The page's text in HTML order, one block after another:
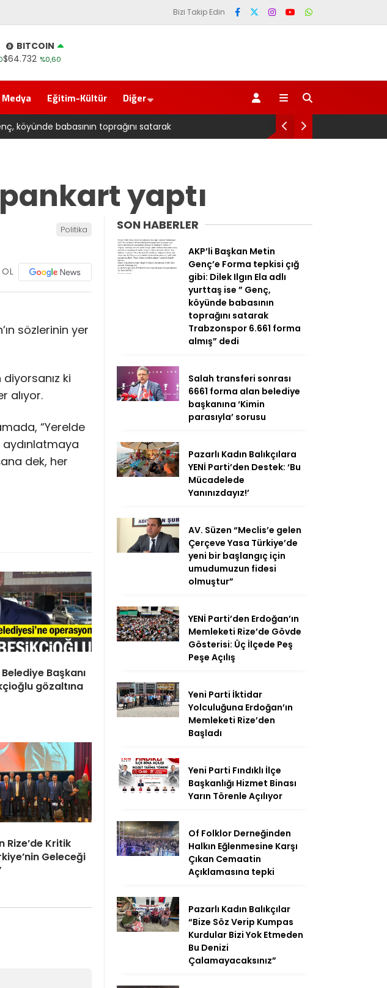
Bizi Takip Edin
BITCOIN
$64.732 %0,60
Medya Eğitim-Kültür Diğer
6661 forma alan belediye başkanına ‘Kimin parasıyla’ sorusu
yaptı
Politika
OL
sözlerinin yer
ki
alıyor.
“Yerelde
aydınlatmaya
dek, her
Başkanı
gözaltına
Rize’de Kritik
Geleceği
SON HABERLER
AKP’li Başkan Metin
Genç’e Forma tepkisi çığ
gibi: Dilek Ilgın Ela adlı
yurttaş ise ” Genç,
köyünde babasının
toprağını satarak
Trabzonspor 6.661 forma
almış” dedi
Salah transferi sonrası
6661 forma alan belediye
başkanına ‘Kimin
parasıyla’ sorusu
Pazarlı Kadın Balıkçılara
YENİ Parti’den Destek: ‘Bu
Mücadelede
Yanınızdayız!’
AV. Süzen “Meclis’e gelen
Çerçeve Yasa Türkiye’de
yeni bir başlangıç için
umudumuzun fidesi
olmuştur”
YENİ Parti’den Erdoğan’ın
Memleketi Rize’de Gövde
Gösterisi: Üç İlçede Peş
Peşe Açılış
Yeni Parti İktidar
Yolculuğuna Erdoğan’ın
Memleketi Rize’den
Başladı
Yeni Parti Fındıklı İlçe
Başkanlığı Hizmet Binası
Yarın Törenle Açılıyor
Of Folklor Derneğinden
Halkın Eğlenmesine Karşı
Çıkan Cemaatin
Açıklamasına tepki
Pazarlı Kadın Balıkçılar
“Bize Söz Verip Kumpas
Kurdular Bizi Yok Etmeden
Bu Denizi
Çalamayacaksınız”